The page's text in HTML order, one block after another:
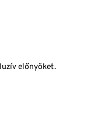
előnyöket.